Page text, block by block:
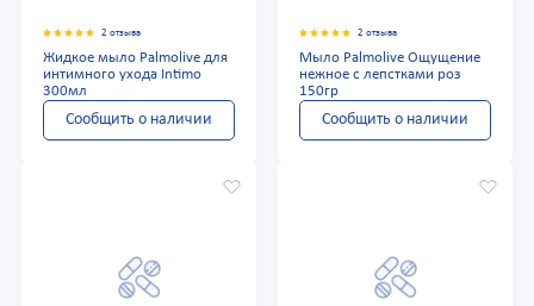
2 отзыва
Жидкое мыло Palmolive для
интимного ухода Intimo
300мл
Сообщить о наличии
2 отзыва
Мыло Palmolive Ощущение
нежное с лепстками роз
150гр
Сообщить о наличии